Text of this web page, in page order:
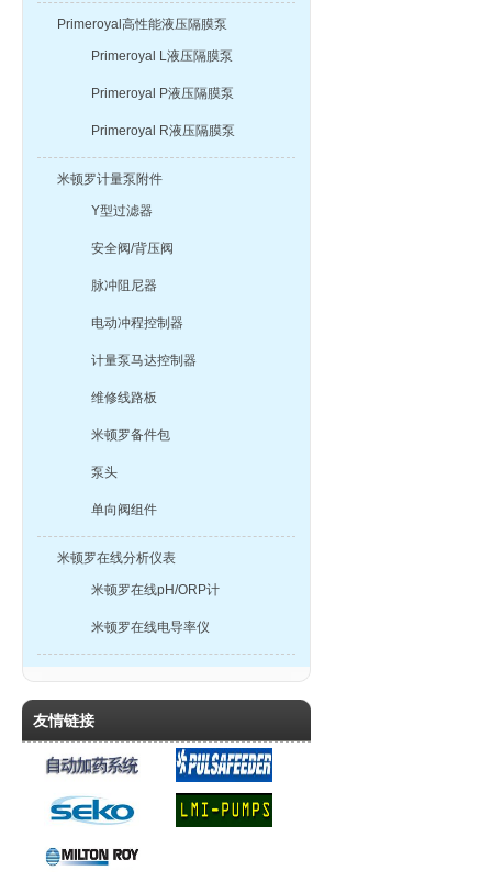
Primeroyal高性能液压隔膜泵
Primeroyal L液压隔膜泵
Primeroyal P液压隔膜泵
Primeroyal R液压隔膜泵
米顿罗计量泵附件
Y型过滤器
安全阀/背压阀
脉冲阻尼器
电动冲程控制器
计量泵马达控制器
维修线路板
米顿罗备件包
泵头
单向阀组件
米顿罗在线分析仪表
米顿罗在线pH/ORP计
米顿罗在线电导率仪
友情链接